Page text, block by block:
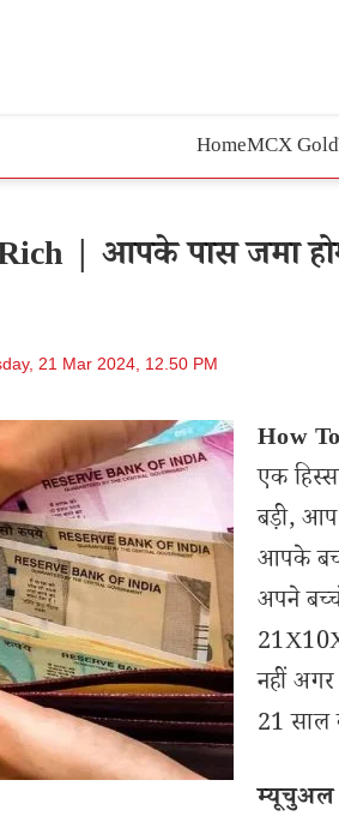
HomeMCX Gold
| आपके पास जमा
21 Mar 2024, 12.50 PM
How
एक
बड़ी,
आपके
अपने
नहीं
21 साल
म्यूचुअल